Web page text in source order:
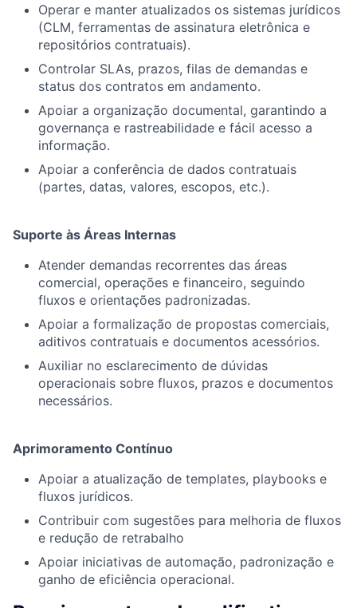
Operar e manter atualizados os sistemas jurídicos
(CLM, ferramentas de assinatura eletrônica e
repositórios contratuais).
Controlar SLAs, prazos, filas de demandas e
status dos contratos em andamento.
Apoiar a organização documental, garantindo a
governança e rastreabilidade e fácil acesso a
informação.
Apoiar a conferência de dados contratuais
(partes, datas, valores, escopos, etc.).
Suporte às Áreas Internas
Atender demandas recorrentes das áreas
comercial, operações e financeiro, seguindo
fluxos e orientações padronizadas.
Apoiar a formalização de propostas comerciais,
aditivos contratuais e documentos acessórios.
Auxiliar no esclarecimento de dúvidas
operacionais sobre fluxos, prazos e documentos
necessários.
Aprimoramento Contínuo
Apoiar a atualização de templates, playbooks e
fluxos jurídicos.
Contribuir com sugestões para melhoria de fluxos
e redução de retrabalho
Apoiar iniciativas de automação, padronização e
ganho de eficiência operacional.